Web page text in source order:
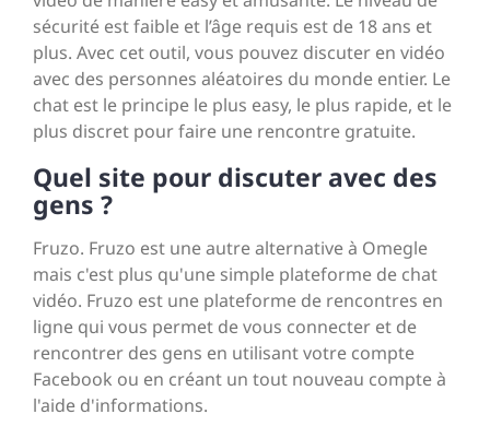
sécurité est faible et l’âge requis est de 18 ans et
plus. Avec cet outil, vous pouvez discuter en vidéo
avec des personnes aléatoires du monde entier. Le
chat est le principe le plus easy, le plus rapide, et le
plus discret pour faire une rencontre gratuite.
Quel site pour discuter avec des
gens ?
Fruzo. Fruzo est une autre alternative à Omegle
mais c'est plus qu'une simple plateforme de chat
vidéo. Fruzo est une plateforme de rencontres en
ligne qui vous permet de vous connecter et de
rencontrer des gens en utilisant votre compte
Facebook ou en créant un tout nouveau compte à
l'aide d'informations.